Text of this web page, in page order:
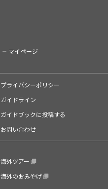
マイページ
プライバシーポリシー
ガイドライン
ガイドブックに投稿する
お問い合わせ
海外ツアー
海外のおみやげ